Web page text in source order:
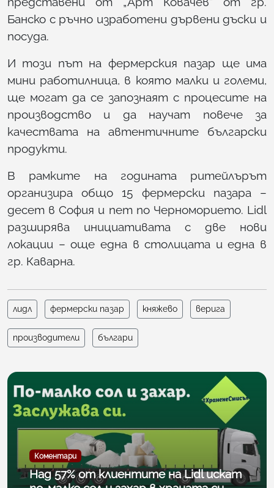
Банско с ръчно изработени дървени дъски и
посуда.
И този път на фермерския пазар ще има
мини работилница, в която малки и големи,
ще могат да се запознаят с процесите на
производство и да научат повече за
качествата на автентичните български
продукти.
В рамките на годината ритейлърът
организира общо 15 фермерски пазара –
десет в София и пет по Черноморието. Lidl
разширява инициативата с две нови
локации – още една в столицата и една в
гр. Каварна.
лидл фермерски пазар княжево верига
производители българи
Коментари
Над 57% от клиентите на Lidl искат